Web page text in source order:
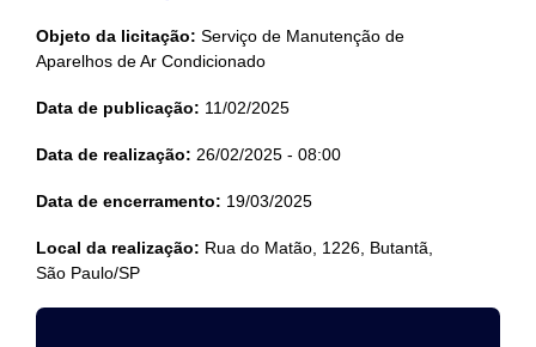
Objeto da licitação: Serviço de Manutenção de
Aparelhos de Ar Condicionado
Data de publicação: 11/02/2025
Data de realização: 26/02/2025 - 08:00
Data de encerramento: 19/03/2025
Local da realização: Rua do Matão, 1226, Butantã,
São Paulo/SP